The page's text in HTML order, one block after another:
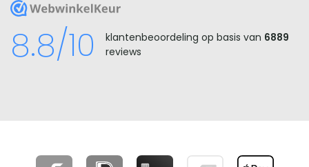
WebwinkelKeur
8.8/10 klantenbeoordeling op basis van 6889
reviews